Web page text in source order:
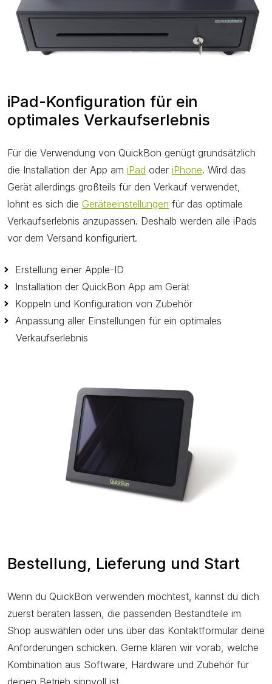
iPad-Konfiguration für ein
optimales Verkaufserlebnis
Für die Verwendung von QuickBon genügt grundsätzlich
die Installation der App am iPad oder iPhone. Wird das
Gerät allerdings großteils für den Verkauf verwendet,
lohnt es sich die Geräteeinstellungen für das optimale
Verkaufserlebnis anzupassen. Deshalb werden alle iPads
vor dem Versand konfiguriert.
Erstellung einer Apple-ID
Installation der QuickBon App am Gerät
Koppeln und Konfiguration von Zubehör
Anpassung aller Einstellungen für ein optimales
Verkaufserlebnis
Bestellung, Lieferung und Start
Wenn du QuickBon verwenden möchtest, kannst du dich
zuerst beraten lassen, die passenden Bestandteile im
Shop auswählen oder uns über das Kontaktformular deine
Anforderungen schicken. Gerne klären wir vorab, welche
Kombination aus Software, Hardware und Zubehör für